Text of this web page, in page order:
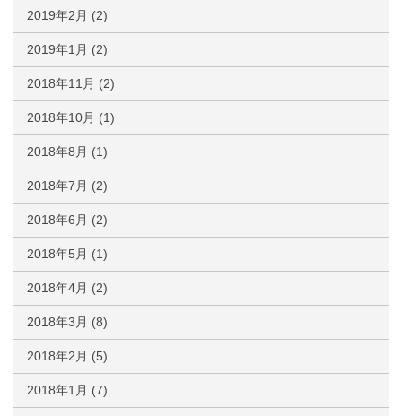
2019年2月 (2)
2019年1月 (2)
2018年11月 (2)
2018年10月 (1)
2018年8月 (1)
2018年7月 (2)
2018年6月 (2)
2018年5月 (1)
2018年4月 (2)
2018年3月 (8)
2018年2月 (5)
2018年1月 (7)